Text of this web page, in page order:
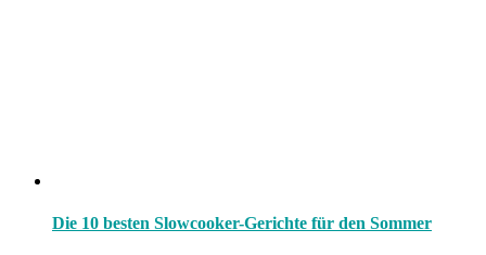
Die 10 besten Slowcooker-Gerichte für den Sommer